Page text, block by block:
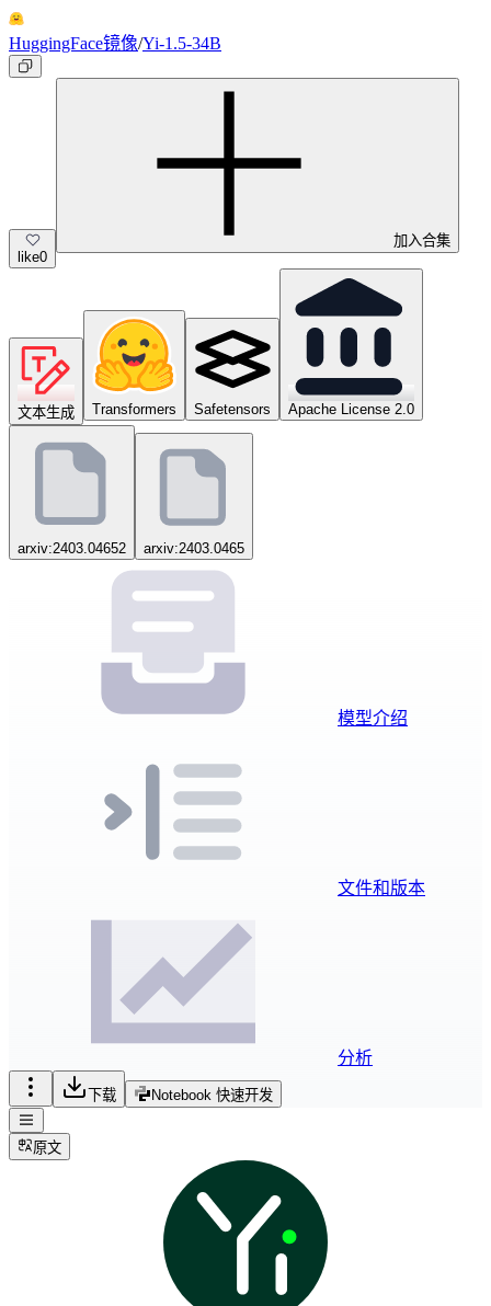
HuggingFace镜像/Yi-1.5-34B
like0
加入合集
文本生成 Transformers Safetensors Apache License 2.0
arxiv:2403.04652 arxiv:2403.0465
模型介绍
文件和版本
分析
下载 Notebook 快速开发
原文